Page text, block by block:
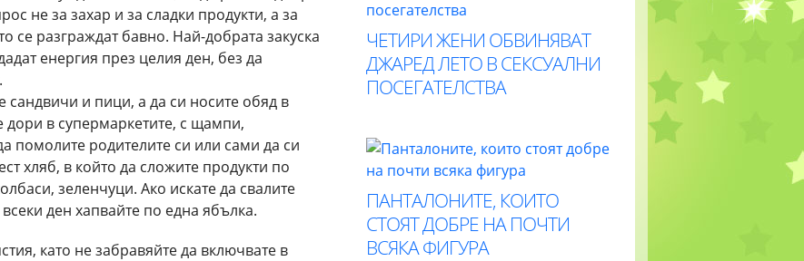
не за захар и за сладки продукти, а за
се разграждат бавно. Най-добрата закуска
енергия през целия ден, без да
сандвичи и пици, а да си носите обяд в
дори в супермаркетите, с щампи,
помолите родителите си или сами да си
хляб, в който да сложите продукти по
зеленчуци. Ако искате да свалите
ден хапвайте по една ябълка.
като не забравяйте да включвате в
ЧЕТИРИ ЖЕНИ ОБВИНЯВАТ
ДЖАРЕД ЛЕТО В СЕКСУАЛНИ
ПОСЕГАТЕЛСТВА
ПАНТАЛОНИТЕ, КОИТО
СТОЯТ ДОБРЕ НА ПОЧТИ
ВСЯКА ФИГУРА